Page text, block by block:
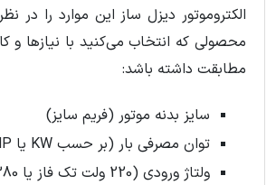
الکتروموتور دیزل ساز این موارد را در
محصولی که انتخاب می‌کنید با نیازها و
مطابقت داشته باشد:
سایز بدنه موتور (فریم سایز)
توان مصرفی بار (بر حسب KW یا HP)
ولتاژ ورودی (220 ولت تک فاز یا 380 ولت سه فاز)